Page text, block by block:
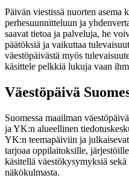
Päivän viestissä nuorten asema
perhesuunnitteluun ja
saavat tietoa ja palveluja, he
päätöksiä ja vaikuttaa
väestöpäivästä myös
käsittele pelkkiä lukuja vaan
Väestöpäivä
Suomessa maailman
ja YK:n alueellinen
YK:n teemapäiviin ja
tarjoaa oppilaitoksille,
käsitellä väestökysymyksiä
näkökulmasta.